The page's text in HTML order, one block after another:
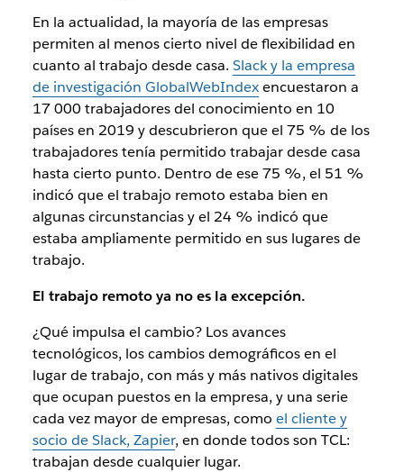
En la actualidad, la mayoría de las empresas
permiten al menos cierto nivel de flexibilidad en
cuanto al trabajo desde casa. Slack y la empresa
de investigación GlobalWebIndexencuestaron a
17 000 trabajadores del conocimiento en 10
países en 2019 y descubrieron que el 75 % de los
trabajadores tenía permitido trabajar desde casa
hasta cierto punto. Dentro de ese 75 %, el 51 %
indicó que el trabajo remoto estaba bien en
algunas circunstancias y el 24 % indicó que
estaba ampliamente permitido en sus lugares de
trabajo.
El trabajo remoto ya no es la excepción.
¿Qué impulsa el cambio? Los avances
tecnológicos, los cambios demográficos en el
lugar de trabajo, con más y más nativos digitales
que ocupan puestos en la empresa, y una serie
cada vez mayor de empresas, como el cliente y
socio de Slack, Zapier, en donde todos son TCL:
trabajan desde cualquier lugar.